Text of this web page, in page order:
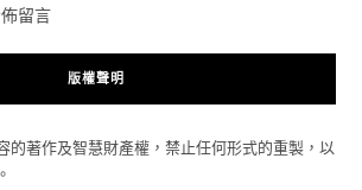
留言
版權聲明
的著作及智慧財產權，禁止任何形式的重製，以